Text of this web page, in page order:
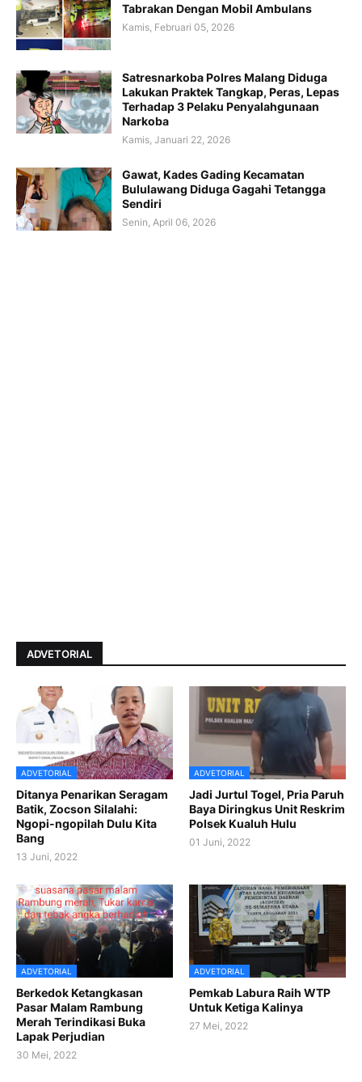
Tabrakan Dengan Mobil Ambulans
Kamis, Februari 05, 2026
Satresnarkoba Polres Malang Diduga
Lakukan Praktek Tangkap, Peras, Lepas
Terhadap 3 Pelaku Penyalahgunaan
Narkoba
Kamis, Januari 22, 2026
Gawat, Kades Gading Kecamatan
Bululawang Diduga Gagahi Tetangga
Sendiri
Senin, April 06, 2026
ADVETORIAL
ADVETORIAL
Ditanya Penarikan Seragam
Batik, Zocson Silalahi:
Ngopi-ngopilah Dulu Kita
Bang
13 Juni, 2022
ADVETORIAL
Jadi Jurtul Togel, Pria Paruh
Baya Diringkus Unit Reskrim
Polsek Kualuh Hulu
01 Juni, 2022
ADVETORIAL
Berkedok Ketangkasan
Pasar Malam Rambung
Merah Terindikasi Buka
Lapak Perjudian
30 Mei, 2022
ADVETORIAL
Pemkab Labura Raih WTP
Untuk Ketiga Kalinya
27 Mei, 2022